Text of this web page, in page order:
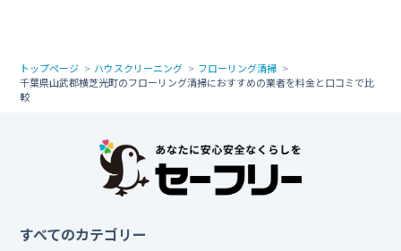
トップページ ハウスクリーニング
フローリング清掃
千葉県山武郡横芝光町のフローリング清掃におすすめの業者を料金と口コミで比
較
すべてのカテゴリー